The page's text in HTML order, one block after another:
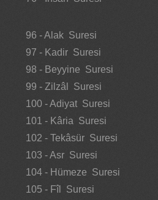
96 - Alak Suresi
97 - Kadir Suresi
98 - Beyyine Suresi
99 - Zilzâl Suresi
100 - Adiyat Suresi
101 - Kâria Suresi
102 - Tekâsür Suresi
103 - Asr Suresi
104 - Hümeze Suresi
105 - Fîl Suresi